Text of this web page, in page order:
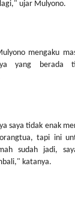
ujar Mulyono.
mengaku
yang berada
saya tidak enak
tapi ini
sudah jadi,
katanya.